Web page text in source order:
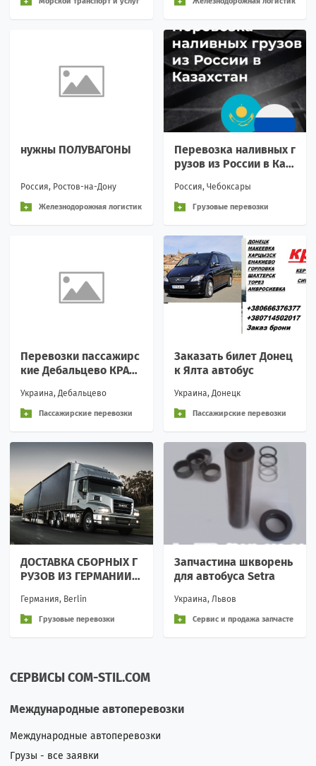
нужны ПОЛУВАГОНЫ
Россия, Ростов-на-Дону
Железнодорожная логистик
Перевозка наливных г
рузов из России в Каз
Россия, Чебоксары
Грузовые перевозки
Перевозки пассажирс
кие Дебальцево КРАС
с БИЛЕТЫ НА АВТОБУС
Д
Украина, Дебальцево
Пассажирские перевозки
Заказать билет Донец
к Ялта автобус
Украина, Донецк
Пассажирские перевозки
ДОСТАВКА СБОРНЫХ Г
РУЗОВ ИЗ ГЕРМАНИИ,
Германия, Berlin
Грузовые перевозки
Запчастина шкворень
для автобуса Setra
Украина, Львов
Сервис и продажа запчасте
СЕРВИСЫ COM-STIL.COM
Международные автоперевозки
Международные автоперевозки
Грузы - все заявки